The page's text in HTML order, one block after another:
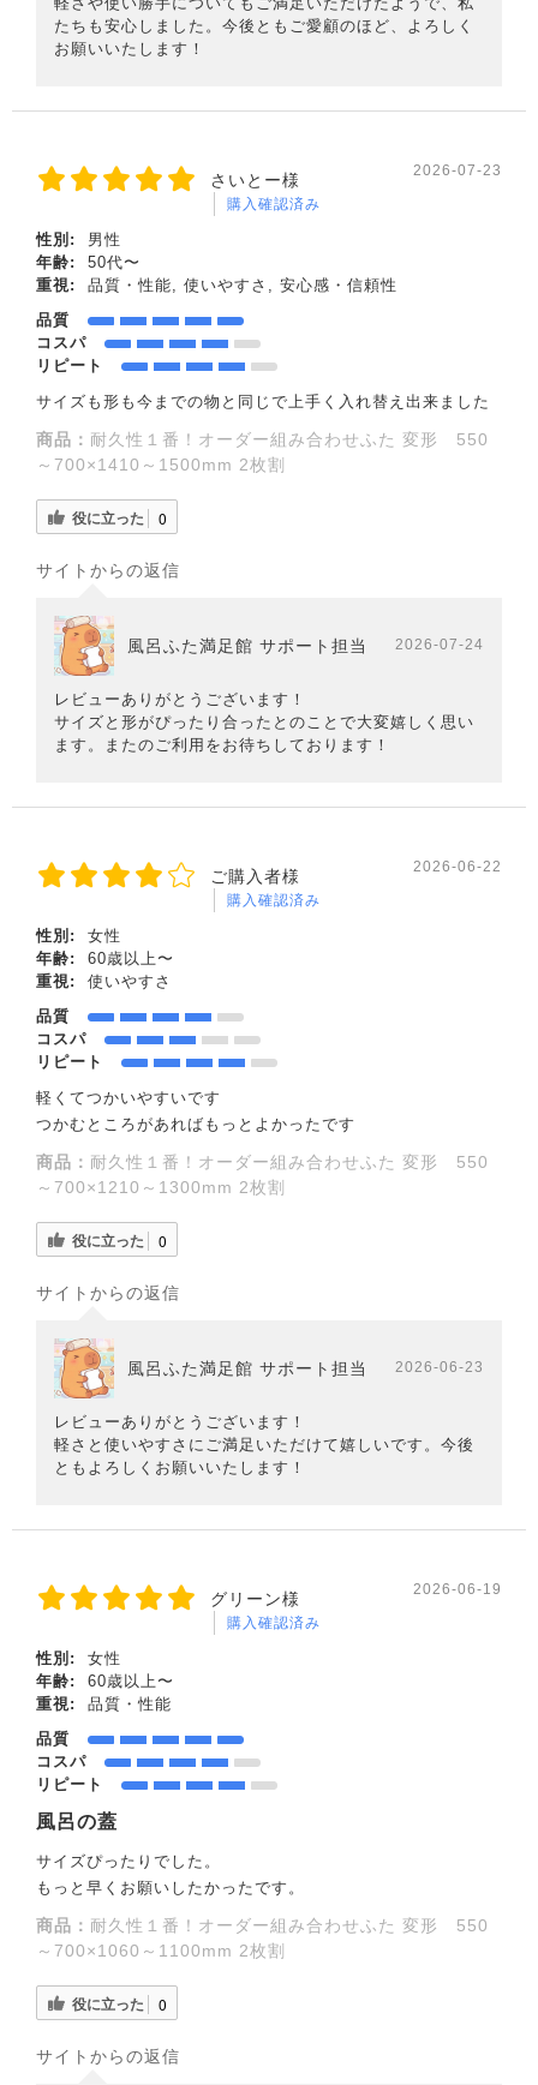
たちも安心しました。今後ともご愛顧のほど、よろしく
お願いいたします！
さいとー様
購入確認済み
2026-07-23
性別:
男性
年齢:
50代〜
重視:
品質・性能, 使いやすさ, 安心感・信頼性
品質
コスパ
リピート
サイズも形も今までの物と同じで上手く入れ替え出来ました
商品： 耐久性１番！オーダー組み合わせふた 変形 550
～700×1410～1500mm 2枚割
役に立った 0
サイトからの返信
風呂ふた満足館 サポート担当 2026-07-24
レビューありがとうございます！
サイズと形がぴったり合ったとのことで大変嬉しく思い
ます。またのご利用をお待ちしております！
ご購入者様
購入確認済み
2026-06-22
性別:
女性
年齢:
60歳以上〜
重視:
使いやすさ
品質
コスパ
リピート
軽くてつかいやすいです
つかむところがあればもっとよかったです
商品： 耐久性１番！オーダー組み合わせふた 変形 550
～700×1210～1300mm 2枚割
役に立った 0
サイトからの返信
風呂ふた満足館 サポート担当 2026-06-23
レビューありがとうございます！
軽さと使いやすさにご満足いただけて嬉しいです。今後
ともよろしくお願いいたします！
グリーン様
購入確認済み
2026-06-19
性別:
女性
年齢:
60歳以上〜
重視:
品質・性能
品質
コスパ
リピート
風呂の蓋
サイズぴったりでした。
もっと早くお願いしたかったです。
商品： 耐久性１番！オーダー組み合わせふた 変形 550
～700×1060～1100mm 2枚割
役に立った 0
サイトからの返信